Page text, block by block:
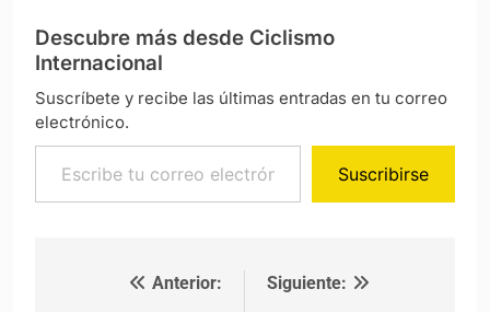
Descubre más desde Ciclismo
Internacional
Suscríbete y recibe las últimas entradas en tu correo
electrónico.
Escribe tu correo electrónico…
Suscribirse
Navegación de entradas
Anterior:
Siguiente: